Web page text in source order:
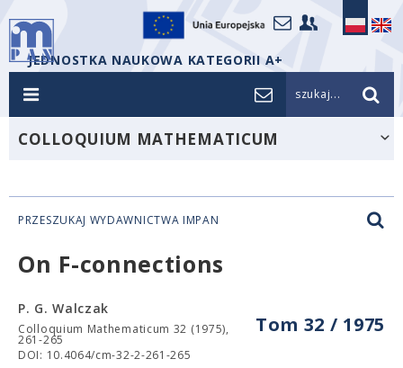
JEDNOSTKA NAUKOWA KATEGORII A+
szukaj...
COLLOQUIUM MATHEMATICUM
PRZESZUKAJ WYDAWNICTWA IMPAN
On F-connections
Tom 32 / 1975
P. G. Walczak
Colloquium Mathematicum 32 (1975),
261-265
DOI: 10.4064/cm-32-2-261-265